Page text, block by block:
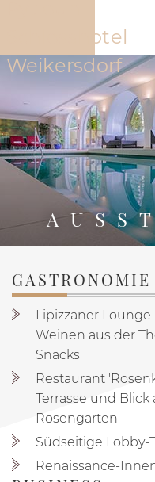
PYTLOUN
GASTRONOMIE
Lipizzaner
Weinen aus der
Snacks
Restaurant
Terrasse und
Rosengarten
Südseitige Lobby-
Renaissance-